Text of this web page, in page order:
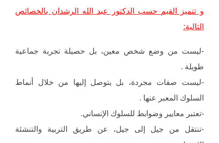
و تتميز القيم حسب الدكتور عبد الله الرشدان بالخصائص
التالية:
-ليست من وضع شخص معين، بل حصيلة تجربة جماعية
طويلة .
-ليست صفات مجردة، بل يتوصل إليها من خلال أنماط
السلوك المعبر عنها .
-تعتبر معايير وضوابط للسلوك الإنساني.
-تنتقل من جيل إلى جيل، عن طريق التربية والتنشئة